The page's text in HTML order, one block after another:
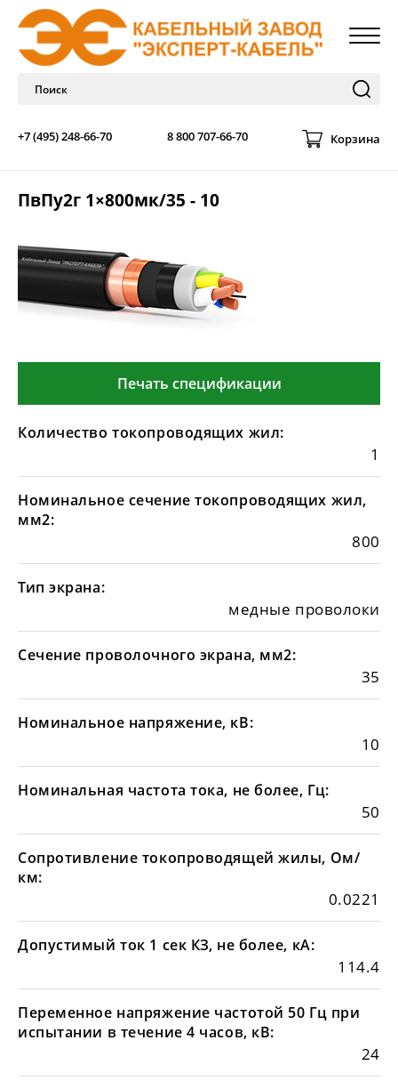
+7 (495) 248-66-70 8 800 707-66-70 Корзина
ПвПу2г 1×800мк/35 - 10
Печать спецификации
Количество токопроводящих жил:
1
Номинальное сечение токопроводящих жил,
мм2:
800
Тип экрана:
медные проволоки
Сечение проволочного экрана, мм2:
35
Номинальное напряжение, кВ:
10
Номинальная частота тока, не более, Гц:
50
Сопротивление токопроводящей жилы, Ом/
км:
0.0221
Допустимый ток 1 сек КЗ, не более, кА:
114.4
Переменное напряжение частотой 50 Гц при
испытании в течение 4 часов, кВ:
24